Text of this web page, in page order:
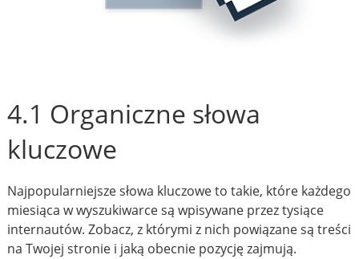
4.1 Organiczne słowa
kluczowe
Najpopularniejsze słowa kluczowe to takie, które każdego
miesiąca w wyszukiwarce są wpisywane przez tysiące
internautów. Zobacz, z którymi z nich powiązane są treści
na Twojej stronie i jaką obecnie pozycję zajmują.